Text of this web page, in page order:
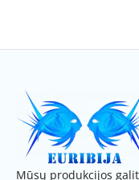
Mūsų produkcijos